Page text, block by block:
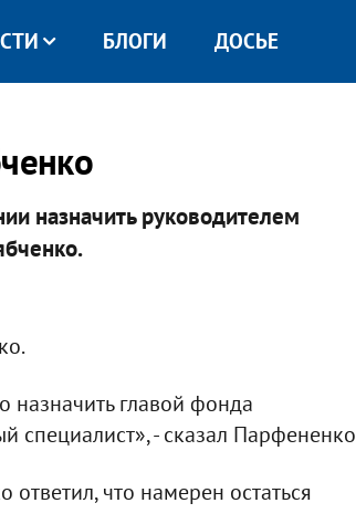
БЛОГИ ДОСЬЕ
назначить руководителем
назначить главой фонда
специалист», - сказал Парфененко
что намерен остаться